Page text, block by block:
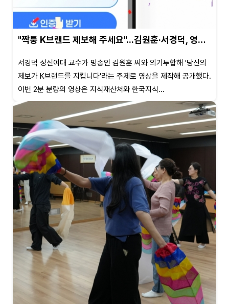
"짝퉁 K브랜드 제보해 주세요"...김원훈·서경덕, 영…
서경덕 성신여대 교수가 방송인 김원훈 씨와 의기투합해 '당신의
제보가 K브랜드를 지킵니다'라는 주제로 영상을 제작해 공개했다.
이번 2분 분량의 영상은 지식재산처와 한국지식...